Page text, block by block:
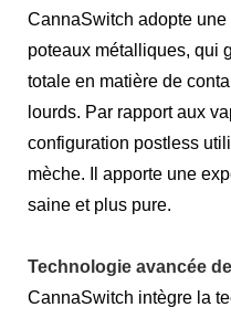
CannaSwitch adopte
poteaux métalliques, qui
totale en matière de
lourds. Par rapport aux
configuration postless
mèche. Il apporte une
saine et plus pure.
Technologie avancée
CannaSwitch intègre la